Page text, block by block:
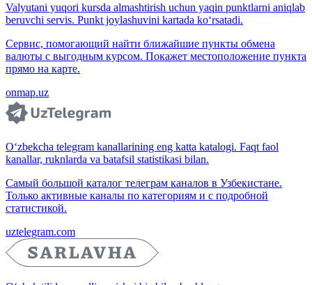
Valyutani yuqori kursda almashtirish uchun yaqin punktlarni aniqlab
beruvchi servis. Punkt joylashuvini kartada ko‘rsatadi.
Сервис, помогающий найти ближайшие пункты обмена
валюты с выгодным курсом. Покажет местоположение пункта
прямо на карте.
onmap.uz
O‘zbekcha telegram kanallarining eng katta katalogi. Faqt faol
kanallar, ruknlarda va batafsil statistikasi bilan.
Самый большой каталог телеграм каналов в Узбекистане.
Только активные каналы по категориям и с подробной
статистикой.
uztelegram.com